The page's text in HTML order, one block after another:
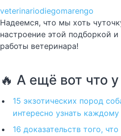
veterinariodiegomarengo
Надеемся, что мы хоть
настроение этой подборкой
работы ветеринара!
🔥 А ещё вот что
15 экзотических пород
интересно узнать
16 доказательств того,